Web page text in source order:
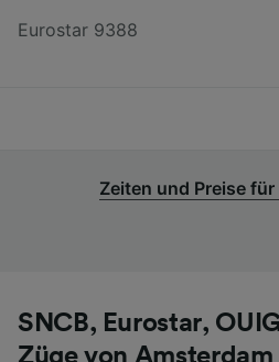
Eurostar 9388
Zeiten und Preise
SNCB, Eurostar,
Züge von